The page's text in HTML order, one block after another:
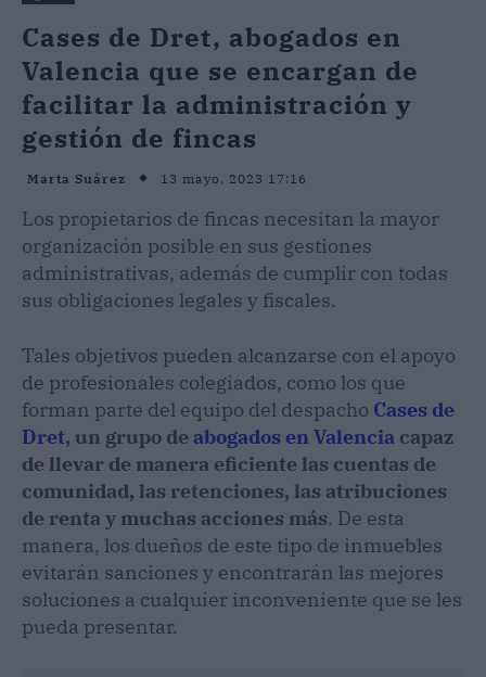
Cases de Dret, abogados en
Valencia que se encargan de
facilitar la administración y
gestión de fincas
Marta Suárez 13 mayo, 2023 17:16
Los propietarios de fincas necesitan la mayor
organización posible en sus gestiones
administrativas, además de cumplir con todas
sus obligaciones legales y fiscales.
Tales objetivos pueden alcanzarse con el apoyo
de profesionales colegiados, como los que
forman parte del equipo del despacho Cases de
Dret, un grupo deabogados en Valencia capaz
de llevar de manera eficiente las cuentas de
comunidad, las retenciones, las atribuciones
de renta y muchas acciones más. De esta
manera, los dueños de este tipo de inmuebles
evitarán sanciones y encontrarán las mejores
soluciones a cualquier inconveniente que se les
pueda presentar.